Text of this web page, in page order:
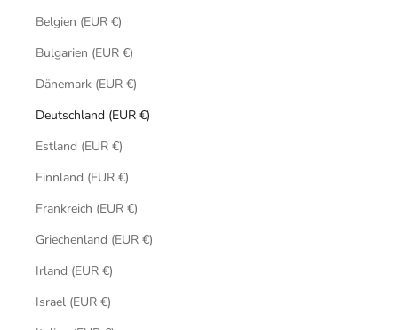
Belgien (EUR €)
Bulgarien (EUR €)
Dänemark (EUR €)
Deutschland (EUR €)
Estland (EUR €)
Finnland (EUR €)
Frankreich (EUR €)
Griechenland (EUR €)
Irland (EUR €)
Israel (EUR €)